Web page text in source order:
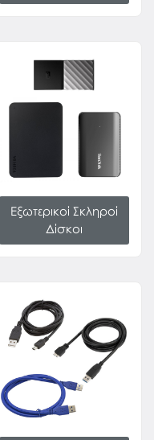
Εξωτερικοί Σκληροί
Δίσκοι